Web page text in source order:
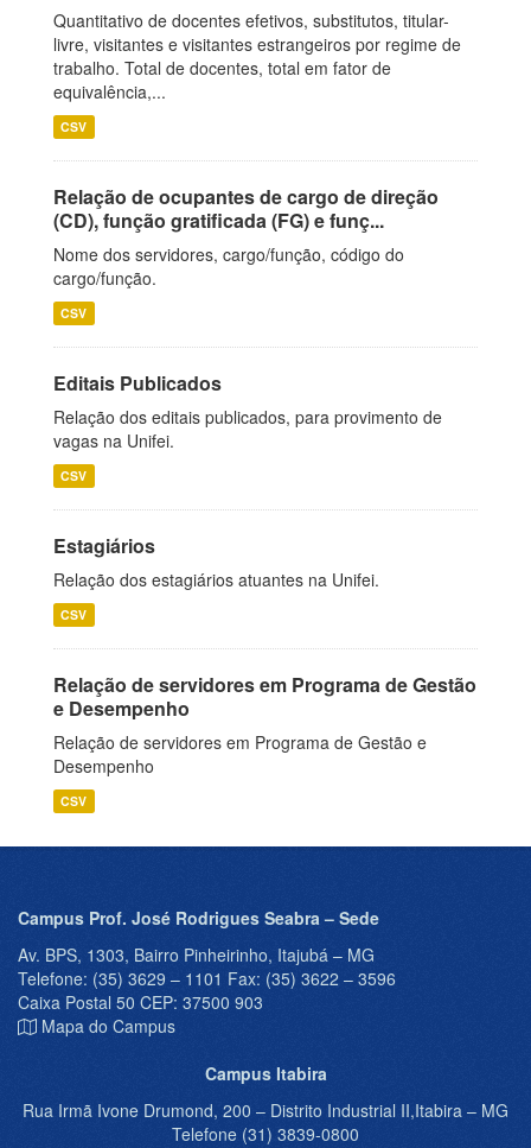
Quantitativo de docentes efetivos, substitutos, titular-
livre, visitantes e visitantes estrangeiros por regime de
trabalho. Total de docentes, total em fator de
equivalência,...
CSV
Relação de ocupantes de cargo de direção
(CD), função gratificada (FG) e funç...
Nome dos servidores, cargo/função, código do
cargo/função.
CSV
Editais Publicados
Relação dos editais publicados, para provimento de
vagas na Unifei.
CSV
Estagiários
Relação dos estagiários atuantes na Unifei.
CSV
Relação de servidores em Programa de Gestão
e Desempenho
Relação de servidores em Programa de Gestão e
Desempenho
CSV
Campus Prof. José Rodrigues Seabra – Sede
Av. BPS, 1303, Bairro Pinheirinho, Itajubá – MG
Telefone: (35) 3629 – 1101 Fax: (35) 3622 – 3596
Caixa Postal 50 CEP: 37500 903
Mapa do Campus
Campus Itabira
Rua Irmã Ivone Drumond, 200 – Distrito Industrial II,Itabira – MG
Telefone (31) 3839-0800